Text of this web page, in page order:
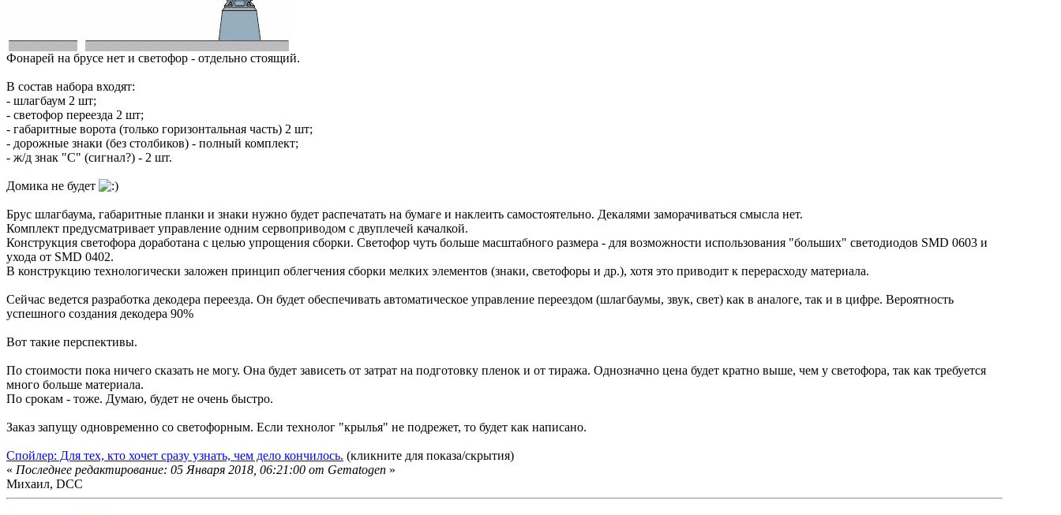
Фонарей на брусе нет и светофор - отдельно стоящий.
В состав набора входят:
- шлагбаум 2 шт;
- светофор переезда 2 шт;
- габаритные ворота (только горизонтальная часть) 2 шт;
- дорожные знаки (без столбиков) - полный комплект;
- ж/д знак "С" (сигнал?) - 2 шт.
Домика не будет
Брус шлагбаума, габаритные планки и знаки нужно будет распечатать на бумаге и наклеить самостоятельно. Декалями заморачиваться смысла нет.
Комплект предусматривает управление одним сервоприводом с двуплечей качалкой.
Конструкция светофора доработана с целью упрощения сборки. Светофор чуть больше масштабного размера - для возможности использования "больших" светодиодов SMD 0603 и
ухода от SMD 0402.
В конструкцию технологически заложен принцип облегчения сборки мелких элементов (знаки, светофоры и др.), хотя это приводит к перерасходу материала.
Сейчас ведется разработка декодера переезда. Он будет обеспечивать автоматическое управление переездом (шлагбаумы, звук, свет) как в аналоге, так и в цифре. Вероятность
успешного создания декодера 90%
Вот такие перспективы.
По стоимости пока ничего сказать не могу. Она будет зависеть от затрат на подготовку пленок и от тиража. Однозначно цена будет кратно выше, чем у светофора, так как требуется
много больше материала.
По срокам - тоже. Думаю, будет не очень быстро.
Заказ запущу одновременно со светофорным. Если технолог "крылья" не подрежет, то будет как написано.
Спойлер: Для тех, кто хочет сразу узнать, чем дело кончилось. (кликните для показа/скрытия)
« Последнее редактирование: 05 Января 2018, 06:21:00 от Gematogen »
Михаил, DCC